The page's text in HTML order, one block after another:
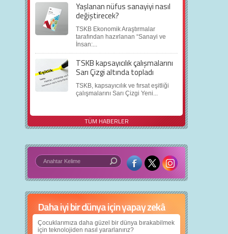
Yaşlanan nüfus sanayiyi nasıl
değiştirecek?
TSKB Ekonomik Araştırmalar
tarafından hazırlanan “Sanayi ve
İnsan:...
TSKB kapsayıcılık çalışmalarını
Sarı Çizgi altında topladı
TSKB, kapsayıcılık ve fırsat eşitliği
çalışmalarını Sarı Çizgi Yeni...
TÜM HABERLER
Daha iyi bir dünya için yapay zekâ
Çocuklarımıza daha güzel bir dünya bırakabilmek
için teknolojiden nasıl yararlanırız?